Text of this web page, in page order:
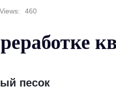
Views: 460
песок